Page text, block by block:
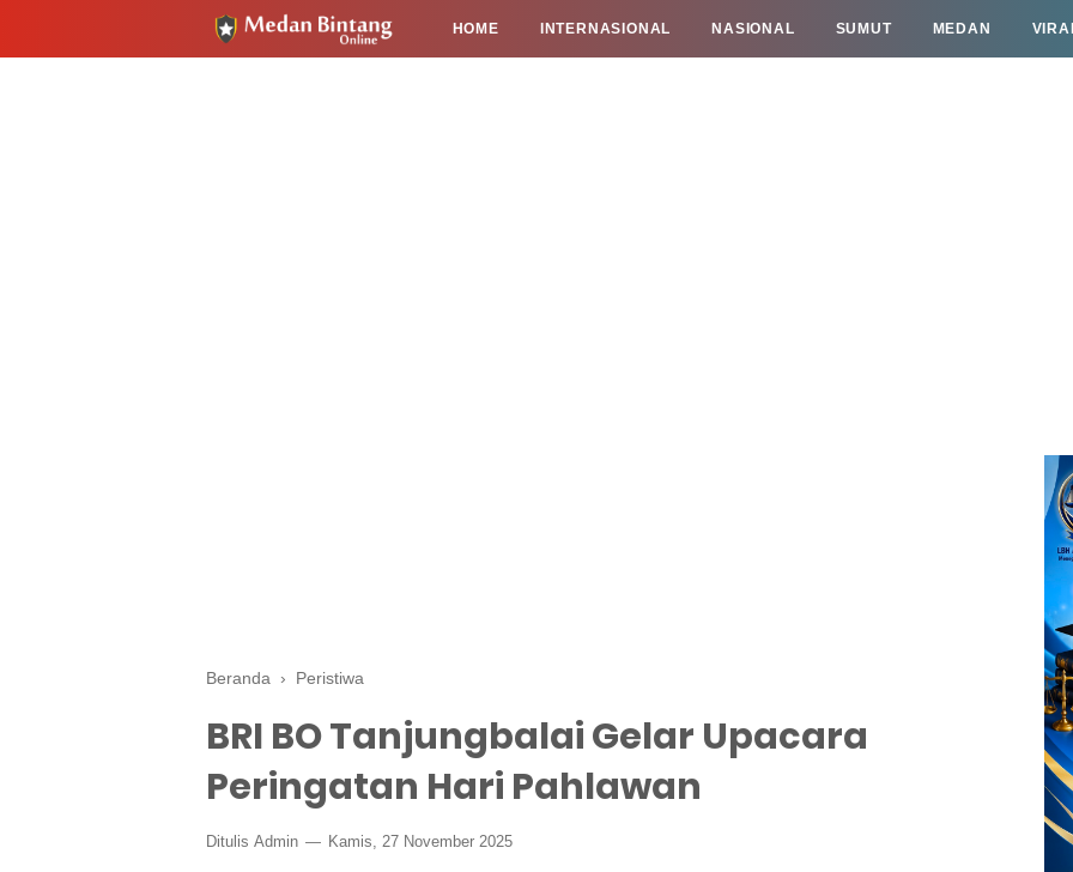
HOME INTERNASIONAL NASIONAL SUMUT MEDAN
Beranda › Peristiwa
BRI BO Tanjungbalai Gelar Upacara
Peringatan Hari Pahlawan
Ditulis Admin Kamis, 27 November 2025